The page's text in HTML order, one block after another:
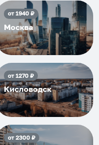
от1940₽
Москва
от1270₽
Кисловодск
от2300₽